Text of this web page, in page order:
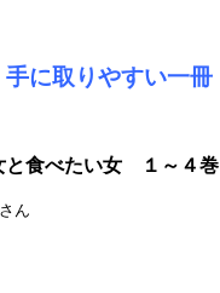
に取りやすい一冊
と食べたい女 １～４巻
さん